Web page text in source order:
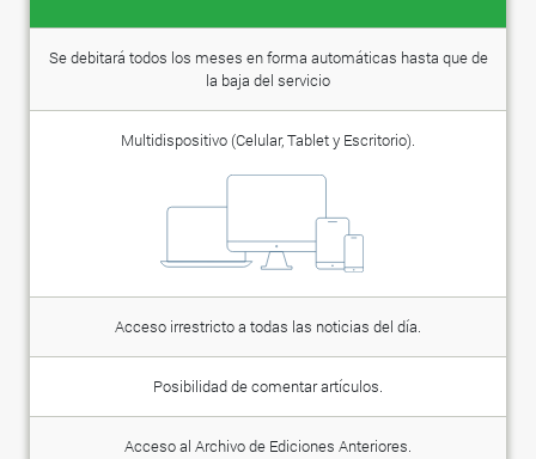
Se debitará todos los meses en forma automáticas hasta que de
la baja del servicio
Multidispositivo (Celular, Tablet y Escritorio).
Acceso irrestricto a todas las noticias del día.
Posibilidad de comentar artículos.
Acceso al Archivo de Ediciones Anteriores.